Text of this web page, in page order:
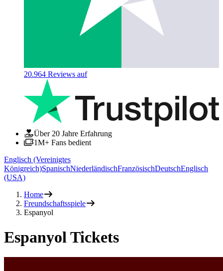
20.964 Reviews auf
Über 20 Jahre Erfahrung
1M+ Fans bedient
Englisch (Vereinigtes
Königreich)SpanischNiederländischFranzösischDeutschEnglisch
(USA)
Home
Freundschaftsspiele
Espanyol
Espanyol Tickets